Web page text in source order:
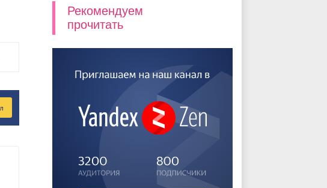
Рекомендуем
прочитать